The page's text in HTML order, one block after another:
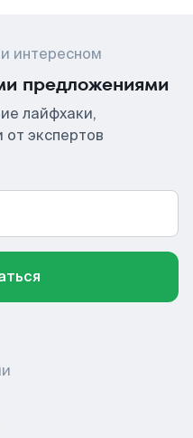
интересном
предложениями
лайфхаки,
экспертов